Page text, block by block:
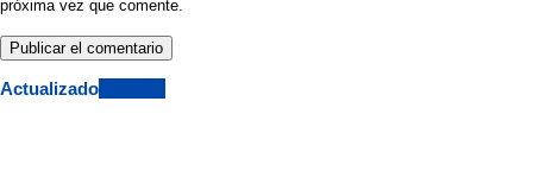
próxima vez que comente.
Actualizado